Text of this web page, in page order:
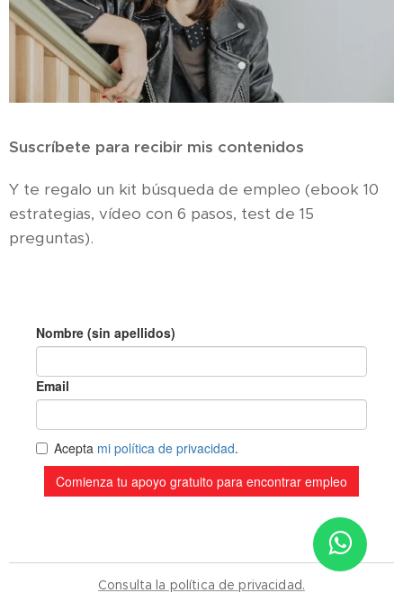
Suscríbete para recibir mis contenidos
Y te regalo un kit búsqueda de empleo (ebook 10
estrategias, vídeo con 6 pasos, test de 15
preguntas).
Consulta la política de privacidad.
Sitio de Confianza